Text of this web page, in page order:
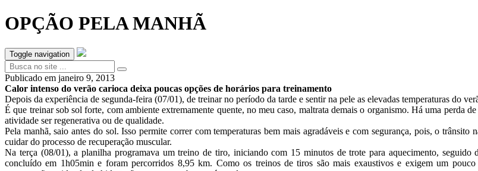
OPÇÃO PELA MANHÃ
Toggle navigation
Publicado em janeiro 9, 2013
Calor intenso do verão carioca deixa poucas opções de horários para treinamento
Depois da experiência de segunda-feira (07/01), de treinar no período da tarde e sentir na pele as elevadas temperaturas do
É que treinar sob sol forte, com ambiente extremamente quente, no meu caso, maltrata demais o organismo. Há uma perda
atividade ser regenerativa ou de qualidade.
Pela manhã, saio antes do sol. Isso permite correr com temperaturas bem mais agradáveis e com segurança, pois, o
cuidar do processo de recuperação muscular.
Na terça (08/01), a planilha programava um treino de tiro, iniciando com 15 minutos de trote para aquecimento,
concluído em 1h05min e foram percorridos 8,95 km. Como os treinos de tiros são mais exaustivos e exigem um